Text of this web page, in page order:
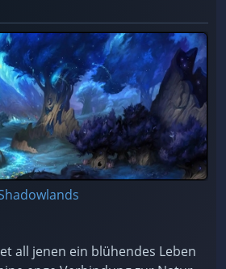
all jenen ein blühendes Leben